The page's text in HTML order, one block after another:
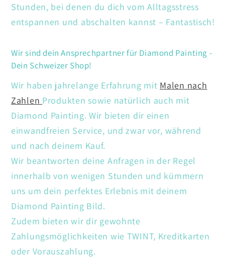
Stunden, bei denen du dich vom Alltagsstress
entspannen und abschalten kannst – Fantastisch!
Wir sind dein Ansprechpartner für Diamond Painting -
Dein Schweizer Shop!
Wir haben jahrelange Erfahrung mit Malen nach
Zahlen Produkten sowie natürlich auch mit
Diamond Painting. Wir bieten dir einen
einwandfreien Service, und zwar vor, während
und nach deinem Kauf.
Wir beantworten deine Anfragen in der Regel
innerhalb von wenigen Stunden und kümmern
uns um dein perfektes Erlebnis mit deinem
Diamond Painting Bild.
Zudem bieten wir dir gewohnte
Zahlungsmöglichkeiten wie TWINT, Kreditkarten
oder Vorauszahlung.